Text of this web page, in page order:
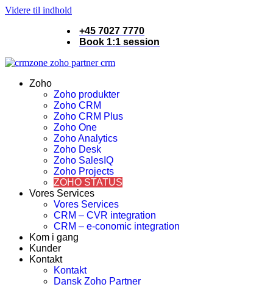
Videre til indhold
+45 7027 7770
Book 1:1 session
Zoho
Zoho produkter
Zoho CRM
Zoho CRM Plus
Zoho One
Zoho Analytics
Zoho Desk
Zoho SalesIQ
Zoho Projects
ZOHO STATUS
Vores Services
Vores Services
CRM – CVR integration
CRM – e-conomic integration
Kom i gang
Kunder
Kontakt
Kontakt
Dansk Zoho Partner